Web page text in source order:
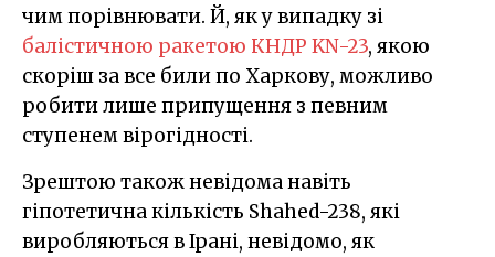
чим порівнювати. Й, як у випадку зі
балістичною ракетою КНДР KN-23, якою
скоріш за все били по Харкову, можливо
робити лише припущення з певним
ступенем вірогідності.
Зрештою також невідома навіть
гіпотетична кількість Shahed-238, які
виробляються в Ірані, невідомо, як